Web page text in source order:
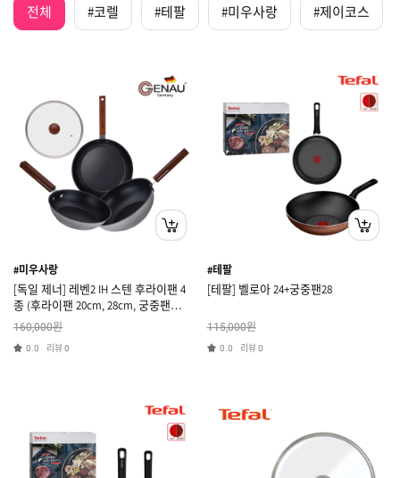
전체 #코렐 #테팔 #미우사랑 #제이코스
#미우사랑
[독일 제너] 레벤2 IH 스텐 후라이팬 4
종 (후라이팬 20cm, 28cm, 궁중팬
28cm, 유리뚜껑 28cm)
160,000원
0.0 리뷰0
#테팔
[테팔] 벨로아 24+궁중팬28
115,000원
0.0 리뷰0